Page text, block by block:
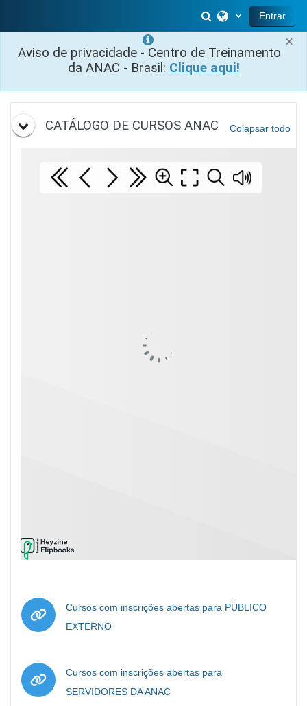
×
Aviso de privacidade - Centro de Treinamento
da ANAC - Brasil: Clique aqui!
Selector de
Entrar
Diagrama de temas
CATÁLOGO DE CURSOS ANAC Colapsar todo
Cursos com inscrições abertas para PÚBLICO
EXTERNOURL
Cursos com inscrições abertas para
SERVIDORES DA ANACURL